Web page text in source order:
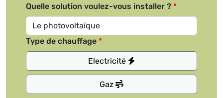
Quelle solution voulez-vous installer ?
Type de chauffage
Electricité
Gaz